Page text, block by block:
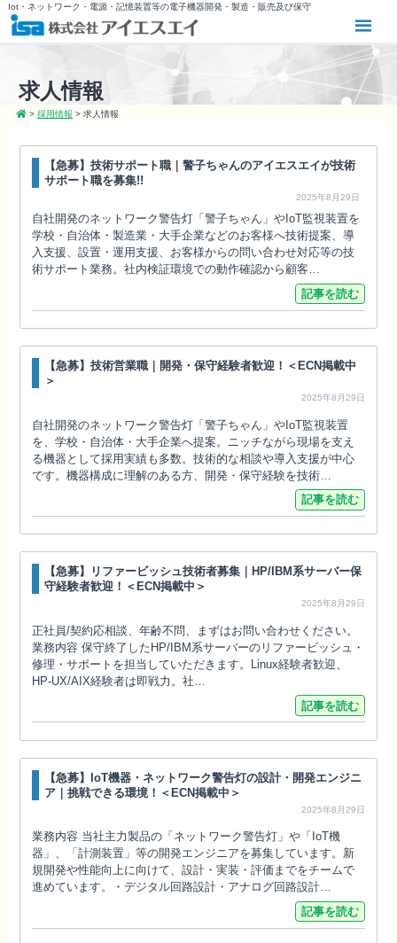
Iot・ネットワーク・電源・記憶装置等の電子機器開発・製造・販売及び保守
求人情報
> 採用情報 > 求人情報
【急募】技術サポート職｜警子ちゃんのアイエスエイが技術
サポート職を募集!!
2025年8月29日
自社開発のネットワーク警告灯「警子ちゃん」やIoT監視装置を
学校・自治体・製造業・大手企業などのお客様へ技術提案、導
入支援、設置・運用支援、お客様からの問い合わせ対応等の技
術サポート業務。社内検証環境での動作確認から顧客…
記事を読む
【急募】技術営業職｜開発・保守経験者歓迎！＜ECN掲載中
＞
2025年8月29日
自社開発のネットワーク警告灯「警子ちゃん」やIoT監視装置
を、学校・自治体・大手企業へ提案。ニッチながら現場を支え
る機器として採用実績も多数。技術的な相談や導入支援が中心
です。機器構成に理解のある方、開発・保守経験を技術…
記事を読む
【急募】リファービッシュ技術者募集｜HP/IBM系サーバー保
守経験者歓迎！＜ECN掲載中＞
2025年8月29日
正社員/契約応相談、年齢不問、まずはお問い合わせください。
業務内容 保守終了したHP/IBM系サーバーのリファービッシュ・
修理・サポートを担当していただきます。Linux経験者歓迎、
HP-UX/AIX経験者は即戦力。社…
記事を読む
【急募】IoT機器・ネットワーク警告灯の設計・開発エンジニ
ア｜挑戦できる環境！＜ECN掲載中＞
2025年8月29日
業務内容 当社主力製品の「ネットワーク警告灯」や「IoT機
器」、「計測装置」等の開発エンジニアを募集しています。新
規開発や性能向上に向けて、設計・実装・評価までをチームで
進めています。・デジタル回路設計・アナログ回路設計…
記事を読む